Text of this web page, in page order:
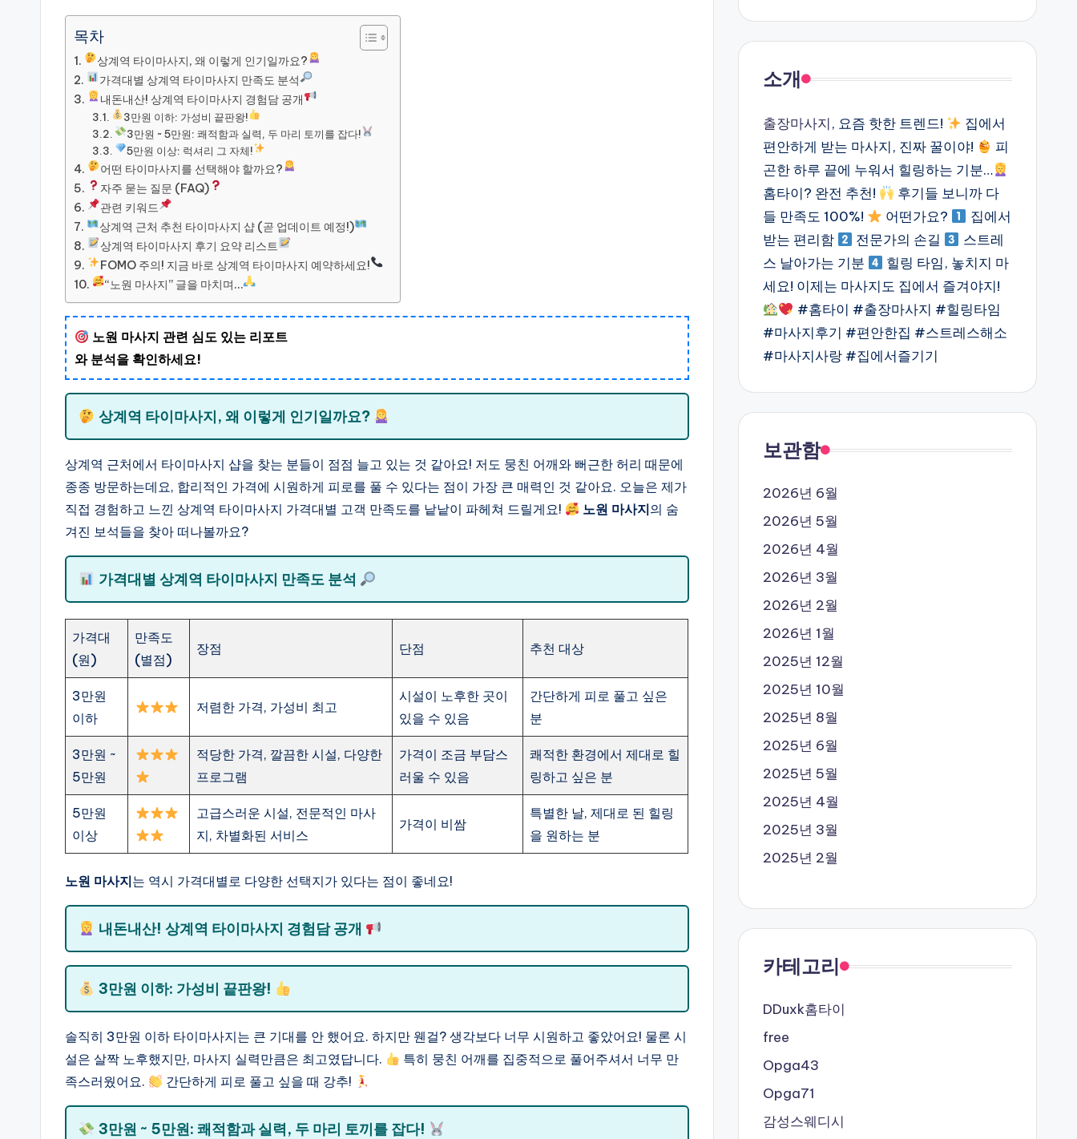
목차
상계역 타이마사지, 왜 이렇게 인기일까요?
가격대별 상계역 타이마사지 만족도 분석
내돈내산! 상계역 타이마사지 경험담 공개
3만원 이하: 가성비 끝판왕!
3만원 ~ 5만원: 쾌적함과 실력, 두 마리 토끼를 잡다!
5만원 이상: 럭셔리 그 자체!
어떤 타이마사지를 선택해야 할까요?
자주 묻는 질문 (FAQ)
관련 키워드
상계역 근처 추천 타이마사지 샵 (곧 업데이트 예정!)
상계역 타이마사지 후기 요약 리스트
FOMO 주의! 지금 바로 상계역 타이마사지 예약하세요!
“노원 마사지” 글을 마치며…
노원 마사지 관련 심도 있는 리포트
와 분석을 확인하세요!
상계역 타이마사지, 왜 이렇게 인기일까요?
상계역 근처에서 타이마사지 샵을 찾는 분들이 점점 늘고 있는 것 같아요! 저도 뭉친 어깨와 뻐근한 허리 때문에
종종 방문하는데요, 합리적인 가격에 시원하게 피로를 풀 수 있다는 점이 가장 큰 매력인 것 같아요. 오늘은 제가
직접 경험하고 느낀 상계역 타이마사지 가격대별 고객 만족도를 낱낱이 파헤쳐 드릴게요!
노원 마사지의 숨
겨진 보석들을 찾아 떠나볼까요?
가격대별 상계역 타이마사지 만족도 분석
가격대
(원)
만족도
(별점)
장점 단점 추천 대상
3만원
이하
저렴한 가격, 가성비 최고
시설이 노후한 곳이
있을 수 있음
간단하게 피로 풀고 싶은
분
3만원 ~
5만원
적당한 가격, 깔끔한 시설, 다양한
프로그램
가격이 조금 부담스
러울 수 있음
쾌적한 환경에서 제대로 힐
링하고 싶은 분
5만원
이상
고급스러운 시설, 전문적인 마사
지, 차별화된 서비스
가격이 비쌈
특별한 날, 제대로 된 힐링
을 원하는 분
노원 마사지는 역시 가격대별로 다양한 선택지가 있다는 점이 좋네요!
내돈내산! 상계역 타이마사지 경험담 공개
3만원 이하: 가성비 끝판왕!
솔직히 3만원 이하 타이마사지는 큰 기대를 안 했어요. 하지만 웬걸? 생각보다 너무 시원하고 좋았어요! 물론 시
설은 살짝 노후했지만, 마사지 실력만큼은 최고였답니다.
특히 뭉친 어깨를 집중적으로 풀어주셔서 너무 만
족스러웠어요.
간단하게 피로 풀고 싶을 때 강추!
3만원 ~ 5만원: 쾌적함과 실력, 두 마리 토끼를 잡다!
소개
출장마사지, 요즘 핫한 트렌드!
집에서
편안하게 받는 마사지, 진짜 꿀이야!
피
곤한 하루 끝에 누워서 힐링하는 기분…
홈타이? 완전 추천!
후기들 보니까 다
들 만족도 100%!
어떤가요?
집에서
받는 편리함
전문가의 손길
스트레
스 날아가는 기분
힐링 타임, 놓치지 마
세요! 이제는 마사지도 집에서 즐겨야지!
#홈타이 #출장마사지 #힐링타임
#마사지후기 #편안한집 #스트레스해소
#마사지사랑 #집에서즐기기
보관함
2026년 6월
2026년 5월
2026년 4월
2026년 3월
2026년 2월
2026년 1월
2025년 12월
2025년 10월
2025년 8월
2025년 6월
2025년 5월
2025년 4월
2025년 3월
2025년 2월
카테고리
DDuxk홈타이
free
Opga43
Opga71
감성스웨디시